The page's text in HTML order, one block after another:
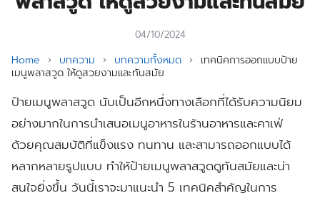
04/10/2024
Home › บทความ › บทความทั้งหมด › เทคนิคการออกแบบป้าย
เมนูพลาสวูด ให้ดูสวยงามและทันสมัย
ป้ายเมนูพลาสวูด นับเป็นอีกหนึ่งทางเลือกที่ได้รับความนิยม
อย่างมากในการนำเสนอเมนูอาหารในร้านอาหารและคาเฟ่
ด้วยคุณสมบัติที่แข็งแรง ทนทาน และสามารถออกแบบได้
หลากหลายรูปแบบ ทำให้ป้ายเมนูพลาสวูดดูทันสมัยและน่า
สนใจยิ่งขึ้น วันนี้เราจะมาแนะนำ 5 เทคนิคสำคัญในการ